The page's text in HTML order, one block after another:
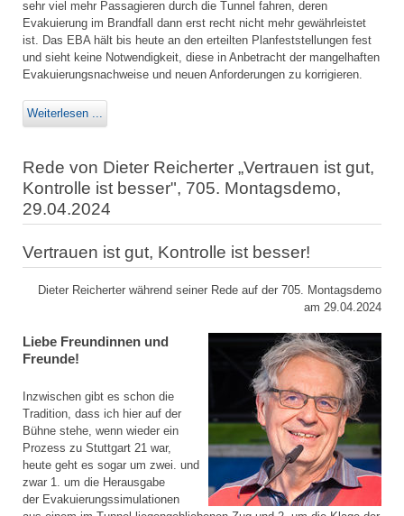
sehr viel mehr Passagieren durch die Tunnel fahren, deren
Evakuierung im Brandfall dann erst recht nicht mehr gewährleistet
ist. Das EBA hält bis heute an den erteilten Planfeststellungen fest
und sieht keine Notwendigkeit, diese in Anbetracht der mangelhaften
Evakuierungsnachweise und neuen Anforderungen zu korrigieren.
Weiterlesen ...
Rede von Dieter Reicherter „Vertrauen ist gut,
Kontrolle ist besser", 705. Montagsdemo,
29.04.2024
Vertrauen ist gut, Kontrolle ist besser!
Dieter Reicherter während seiner Rede auf der 705. Montagsdemo
am 29.04.2024
Liebe Freundinnen und
Freunde!
Inzwischen gibt es schon die
Tradition, dass ich hier auf der
Bühne stehe, wenn wieder ein
Prozess zu Stuttgart 21 war,
heute geht es sogar um zwei. und
zwar 1. um die Herausgabe
der Evakuierungssimulationen